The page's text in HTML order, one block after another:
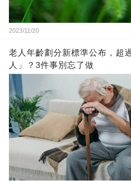
2023/11/20
老人年齡劃分新標準公布，超
人」？3件事別忘了做